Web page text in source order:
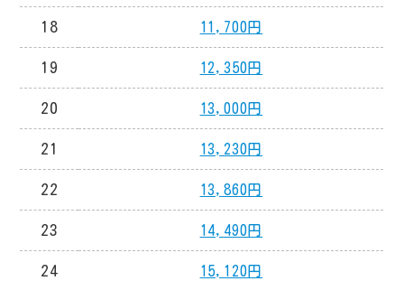
18 11,700円
19 12,350円
20 13,000円
21 13,230円
22 13,860円
23 14,490円
24 15,120円